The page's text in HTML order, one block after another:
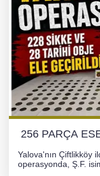
256 PARÇA
Yalova'nın Çiftlikköy
operasyonda, Ş.F.